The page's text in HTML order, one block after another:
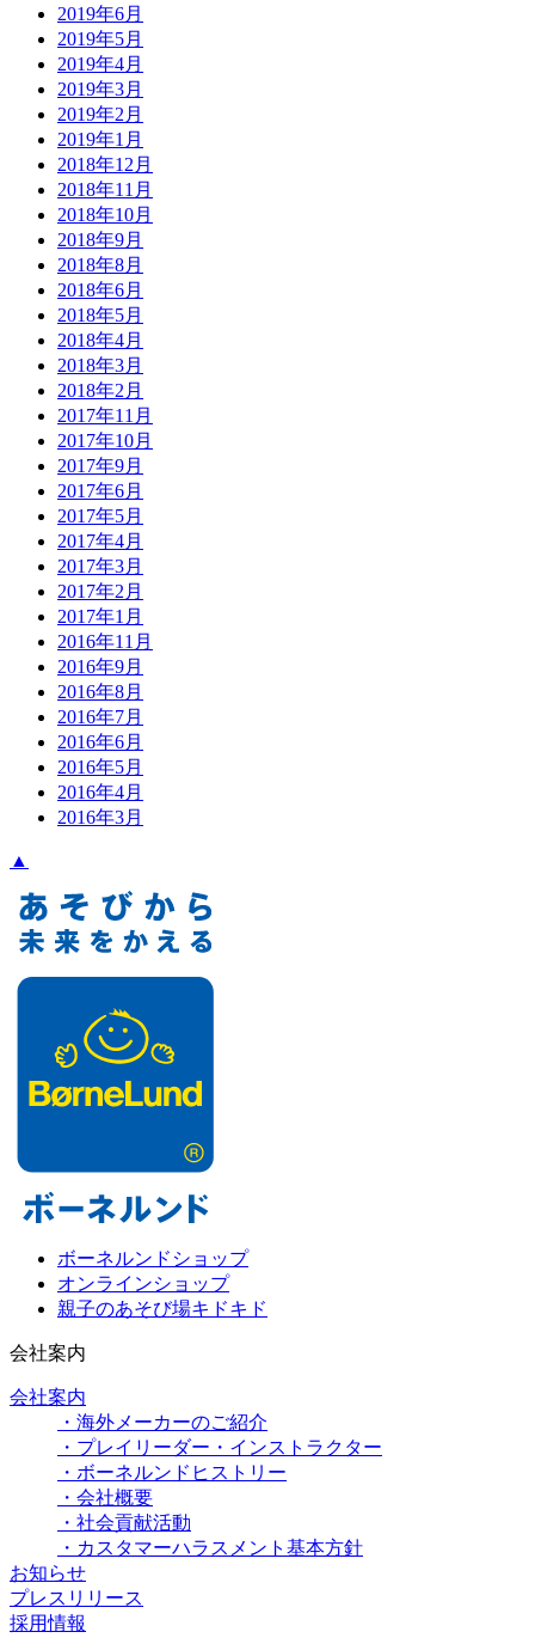
2019年6月
2019年5月
2019年4月
2019年3月
2019年2月
2019年1月
2018年12月
2018年11月
2018年10月
2018年9月
2018年8月
2018年6月
2018年5月
2018年4月
2018年3月
2018年2月
2017年11月
2017年10月
2017年9月
2017年6月
2017年5月
2017年4月
2017年3月
2017年2月
2017年1月
2016年11月
2016年9月
2016年8月
2016年7月
2016年6月
2016年5月
2016年4月
2016年3月
▲
ボーネルンドショップ
オンラインショップ
親子のあそび場キドキド
会社案内
会社案内
・海外メーカーのご紹介
・プレイリーダー・インストラクター
・ボーネルンドヒストリー
・会社概要
・社会貢献活動
・カスタマーハラスメント基本方針
お知らせ
プレスリリース
採用情報